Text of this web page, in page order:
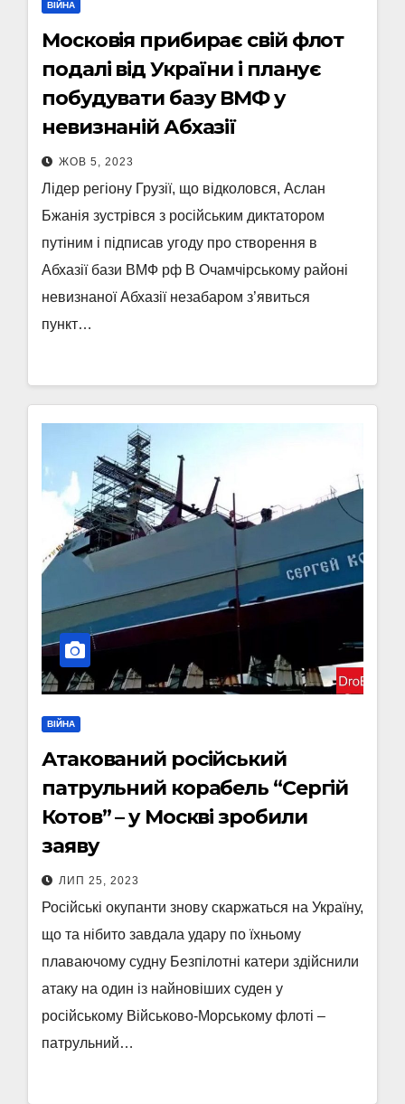
ВІЙНА
Московія прибирає свій флот
подалі від України і планує
побудувати базу ВМФ у
невизнаній Абхазії
ЖОВ 5, 2023
Лідер регіону Грузії, що відколовся, Аслан
Бжанія зустрівся з російським диктатором
путіним і підписав угоду про створення в
Абхазії бази ВМФ рф В Очамчірському районі
невизнаної Абхазії незабаром з’явиться
пункт…
ВІЙНА
Атакований російський
патрульний корабель “Сергій
Котов” – у Москві зробили
заяву
ЛИП 25, 2023
Російські окупанти знову скаржаться на Україну,
що та нібито завдала удару по їхньому
плаваючому судну Безпілотні катери здійснили
атаку на один із найновіших суден у
російському Військово-Морському флоті –
патрульний…